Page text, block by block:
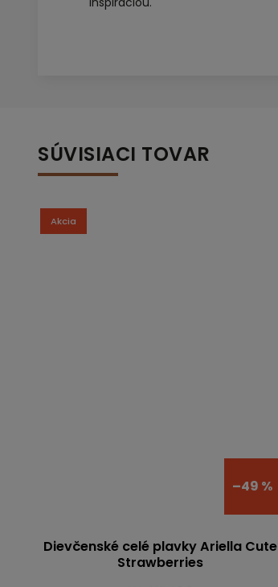
SÚVISIACI TOVAR
Akcia
–49 %
Dievčenské celé plavky Ariella Cute
Strawberries